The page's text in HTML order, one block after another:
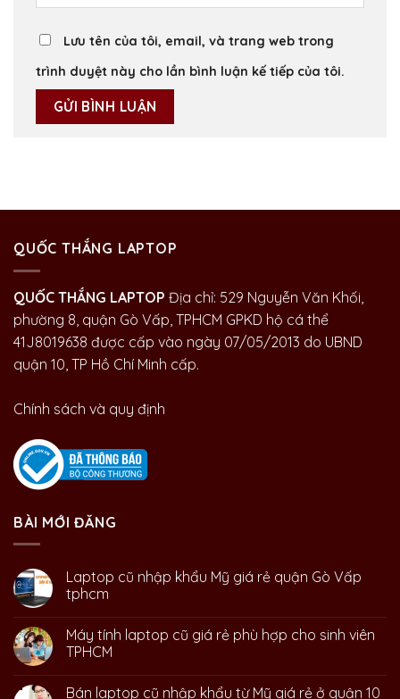
Lưu tên của tôi, email, và trang web trong
trình duyệt này cho lần bình luận kế tiếp của tôi.
QUỐC THẮNG LAPTOP
QUỐC THẮNG LAPTOP Địa chỉ: 529 Nguyễn Văn Khối,
phường 8, quận Gò Vấp, TPHCM GPKD hộ cá thể
41J8019638 được cấp vào ngày 07/05/2013 do UBND
quận 10, TP Hồ Chí Minh cấp.
Chính sách và quy định
BÀI MỚI ĐĂNG
Laptop cũ nhập khẩu Mỹ giá rẻ quận Gò Vấp
tphcm
Máy tính laptop cũ giá rẻ phù hợp cho sinh viên
TPHCM
Bán laptop cũ nhập khẩu từ Mỹ giá rẻ ở quận 10